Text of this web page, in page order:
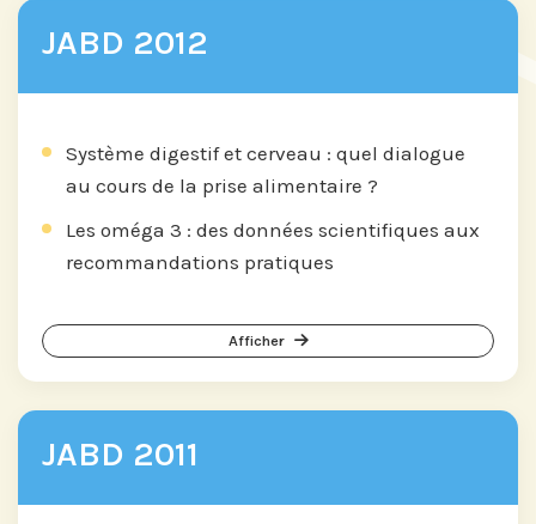
JABD 2012
Système digestif et cerveau : quel dialogue
au cours de la prise alimentaire ?
Les oméga 3 : des données scientifiques aux
recommandations pratiques
Afficher
JABD 2011